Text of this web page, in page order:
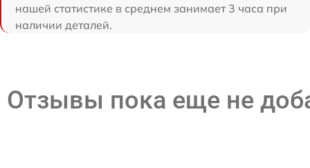
нашей статистике в среднем занимает 3 часа при
наличии деталей.
Отзывы пока еще не